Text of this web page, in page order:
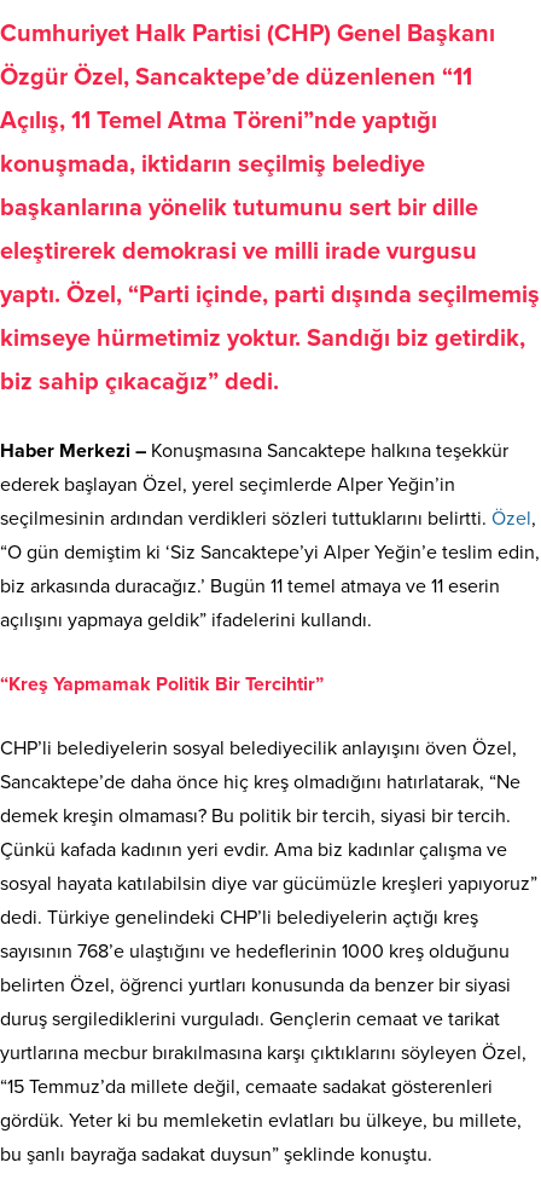
Cumhuriyet Halk Partisi (CHP) Genel Başkanı
Özgür Özel, Sancaktepe’de düzenlenen “11
Açılış, 11 Temel Atma Töreni”nde yaptığı
konuşmada, iktidarın seçilmiş belediye
başkanlarına yönelik tutumunu sert bir dille
eleştirerek demokrasi ve milli irade vurgusu
yaptı. Özel, “Parti içinde, parti dışında seçilmemiş
kimseye hürmetimiz yoktur. Sandığı biz getirdik,
biz sahip çıkacağız” dedi.
Haber Merkezi – Konuşmasına Sancaktepe halkına teşekkür
ederek başlayan Özel, yerel seçimlerde Alper Yeğin’in
seçilmesinin ardından verdikleri sözleri tuttuklarını belirtti. Özel,
“O gün demiştim ki ‘Siz Sancaktepe’yi Alper Yeğin’e teslim edin,
biz arkasında duracağız.’ Bugün 11 temel atmaya ve 11 eserin
açılışını yapmaya geldik” ifadelerini kullandı.
“Kreş Yapmamak Politik Bir Tercihtir”
CHP’li belediyelerin sosyal belediyecilik anlayışını öven Özel,
Sancaktepe’de daha önce hiç kreş olmadığını hatırlatarak, “Ne
demek kreşin olmaması? Bu politik bir tercih, siyasi bir tercih.
Çünkü kafada kadının yeri evdir. Ama biz kadınlar çalışma ve
sosyal hayata katılabilsin diye var gücümüzle kreşleri yapıyoruz”
dedi. Türkiye genelindeki CHP’li belediyelerin açtığı kreş
sayısının 768’e ulaştığını ve hedeflerinin 1000 kreş olduğunu
belirten Özel, öğrenci yurtları konusunda da benzer bir siyasi
duruş sergilediklerini vurguladı. Gençlerin cemaat ve tarikat
yurtlarına mecbur bırakılmasına karşı çıktıklarını söyleyen Özel,
“15 Temmuz’da millete değil, cemaate sadakat gösterenleri
gördük. Yeter ki bu memleketin evlatları bu ülkeye, bu millete,
bu şanlı bayrağa sadakat duysun” şeklinde konuştu.